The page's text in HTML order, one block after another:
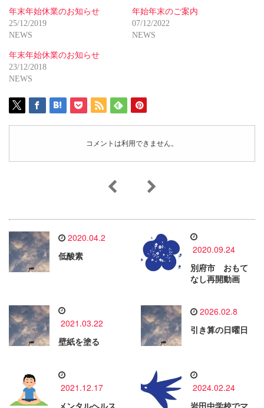
年末年始休業のお知らせ
25/12/2019
NEWS
年始年末のご案内
07/12/2022
NEWS
年末年始休業のお知らせ
23/12/2018
NEWS
コメントは利用できません。
2020.04.2
低酸素
2020.09.24
別府市 おもて
なし再開動画
2021.03.22
壁紙を塗る
2026.02.8
引き算の日曜日
2021.12.17 2024.02.24